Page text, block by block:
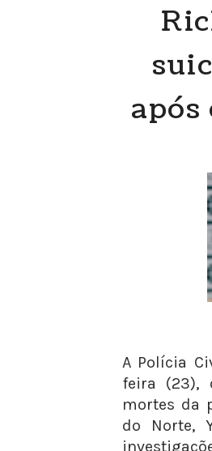
A Polícia
feira (23),
mortes da
do Norte,